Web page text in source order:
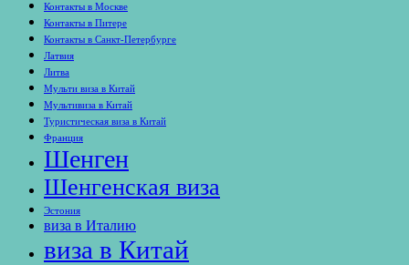
Контакты в Москве
Контакты в Питере
Контакты в Санкт-Петербурге
Латвия
Литва
Мульти виза в Китай
Мультивиза в Китай
Туристическая виза в Китай
Франция
Шенген
Шенгенская виза
Эстония
виза в Италию
виза в Китай